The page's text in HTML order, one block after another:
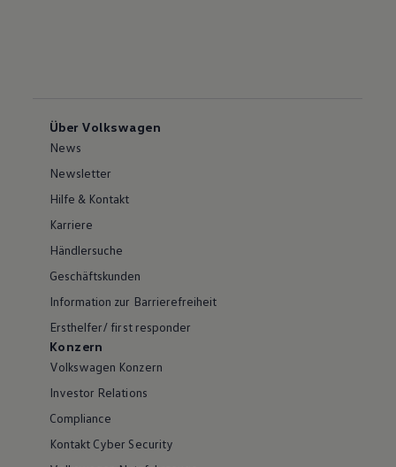
Über Volkswagen
News
Newsletter
Hilfe & Kontakt
Karriere
Händlersuche
Geschäftskunden
Information zur Barrierefreiheit
Ersthelfer/ first responder
Konzern
Volkswagen Konzern
Investor Relations
Compliance
Kontakt Cyber Security